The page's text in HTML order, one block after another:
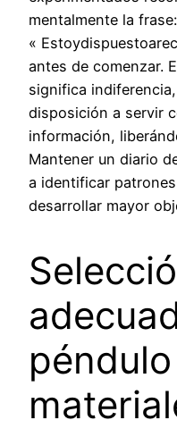
mentalmente la frase:
«
antes de comenzar.
significa
disposición a servir
información,
Mantener un diario
a identificar
desarrollar mayor